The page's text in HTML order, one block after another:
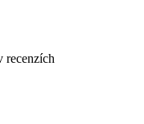
recenzích